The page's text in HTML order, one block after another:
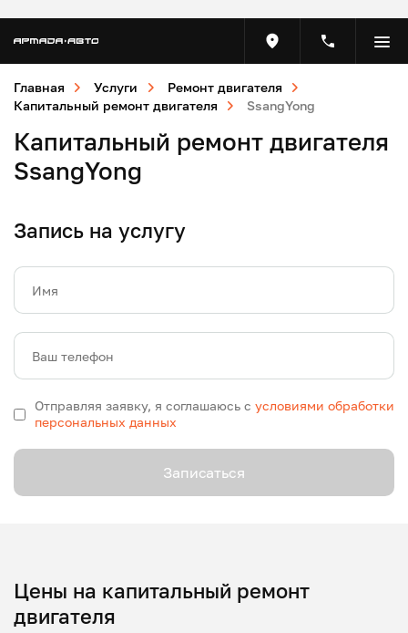
Главная Услуги
Ремонт двигателя
Капитальный ремонт двигателя
SsangYong
Капитальный ремонт двигателя
SsangYong
Запись на услугу
Имя
Ваш телефон
Отправляя заявку, я соглашаюсь с условиями обработки
персональных данных
Записаться
Цены на капитальный ремонт
двигателя